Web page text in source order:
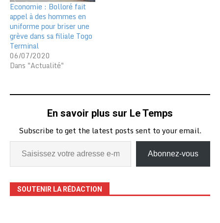
Economie : Bolloré fait
appel à des hommes en
uniforme pour briser une
grève dans sa filiale Togo
Terminal
06/07/2020
Dans "Actualité"
En savoir plus sur Le Temps
Subscribe to get the latest posts sent to your email.
Abonnez-vous
SOUTENIR LA RÉDACTION